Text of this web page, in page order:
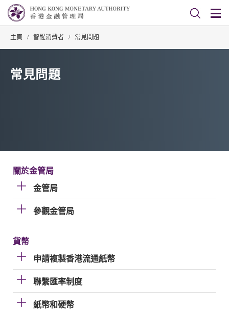
主頁 / 智醒消費者 / 常見問題
常見問題
關於金管局
金管局
參觀金管局
貨幣
申請複製香港流通紙幣
聯繫匯率制度
紙幣和硬幣